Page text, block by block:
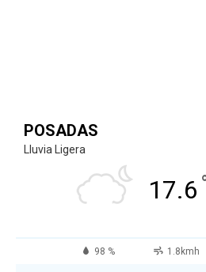
POSADAS
Lluvia Ligera
17.6
98 % 1.8kmh